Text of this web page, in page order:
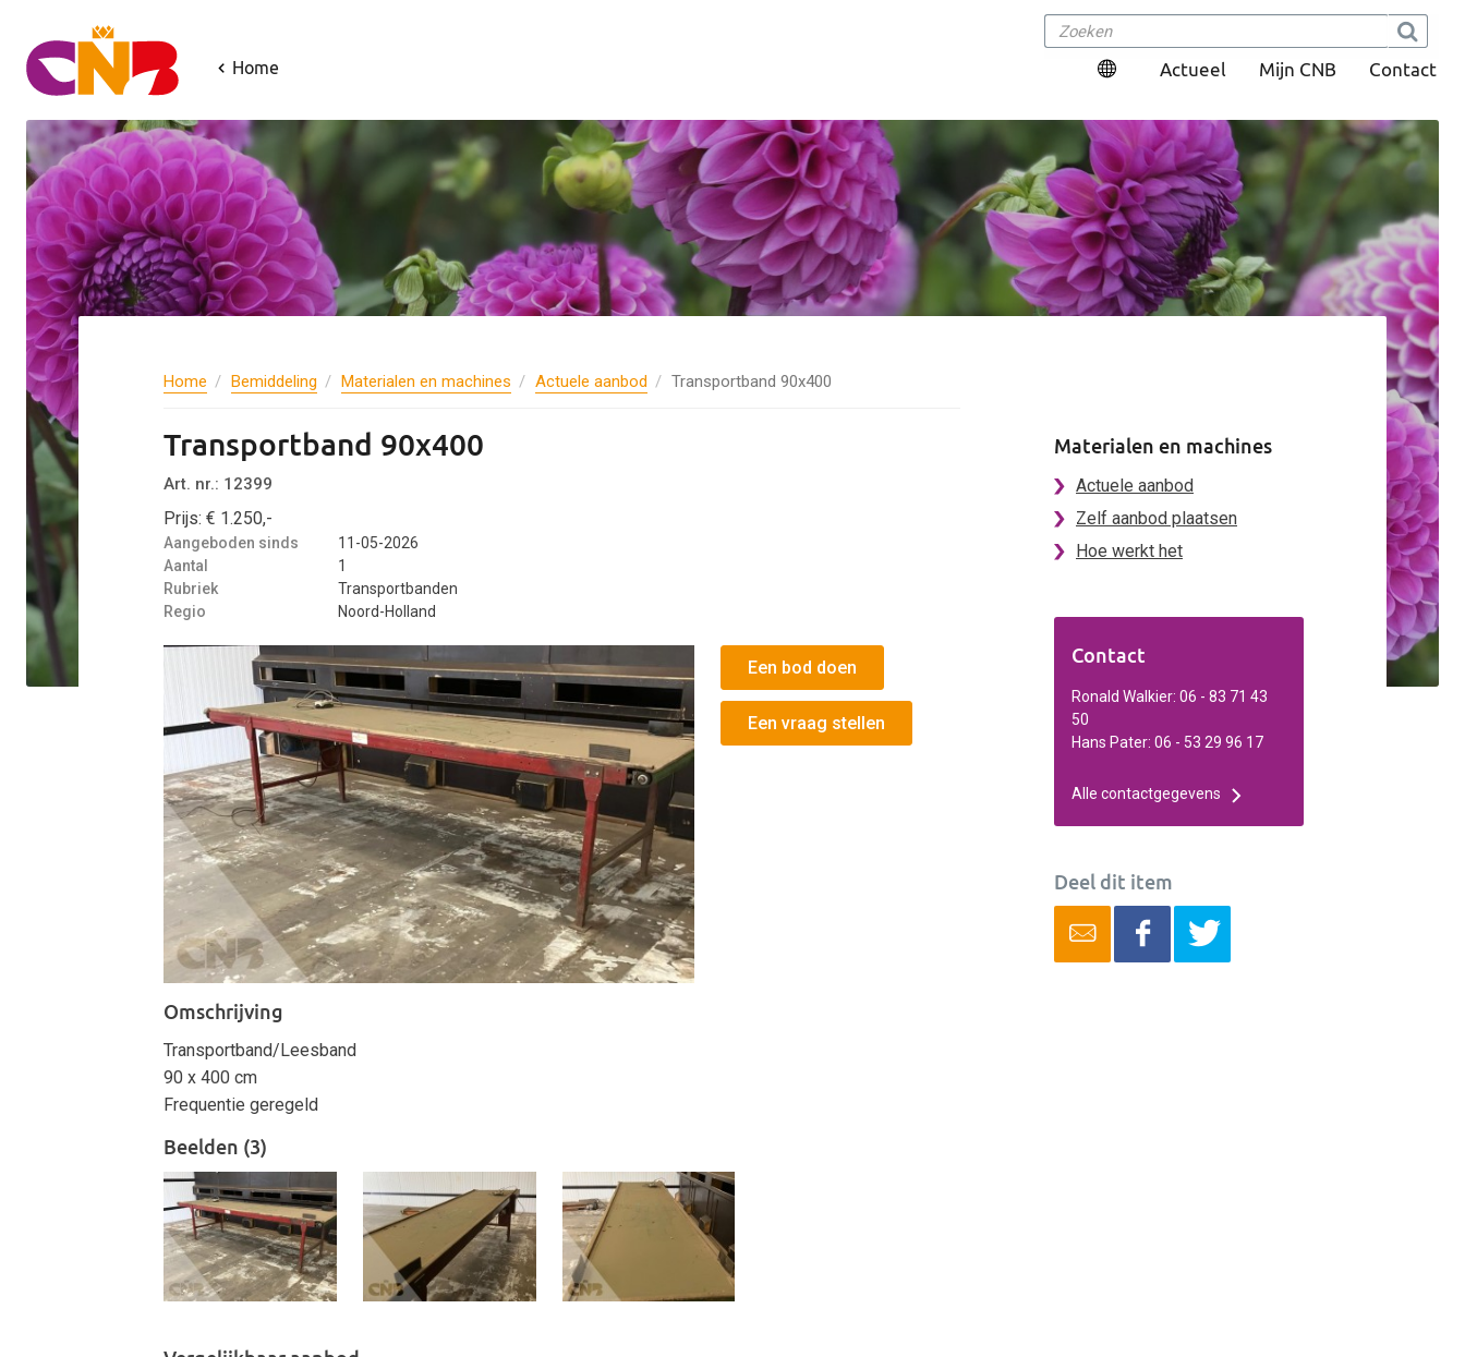
Home Actueel Mijn CNB Contact
Home Bemiddeling Materialen en machines Actuele aanbod Transportband 90x400
Transportband 90x400
Art. nr.: 12399
Prijs: € 1.250,-
Aangeboden sinds
11-05-2026
Aantal
1
Rubriek
Transportbanden
Regio
Noord-Holland
Een bod doen
Een vraag stellen
Omschrijving
Transportband/Leesband
90 x 400 cm
Frequentie geregeld
Beelden (3)
Materialen en machines
Actuele aanbod
Zelf aanbod plaatsen
Hoe werkt het
Contact
Ronald Walkier: 06 - 83 71 43
50
Hans Pater: 06 - 53 29 96 17
Alle contactgegevens
Deel dit item